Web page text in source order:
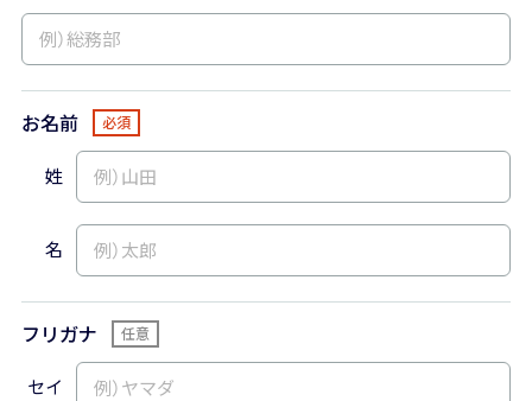
お名前
姓
名
フリガナ
セイ